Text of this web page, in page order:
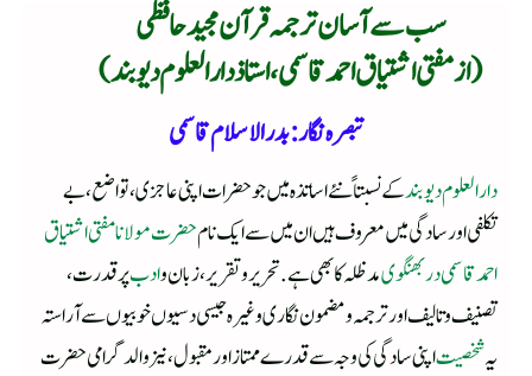
سب سے آسان ترجمہ قرآن مجید حافظی
(از مفتی اشتیاق احمد قاسمی، استاذ دارالعلوم دیوبند)
تبصرہ نگار: بدرالاسلام قاسمی
دارالعلوم دیوبندکے نسبتاً نئے اساتذہ میں جو حضرات اپنی عاجزی، تواضع، بے
تکلفی اور سادگی میں معروف ہیں ان میں سے ایک نامحضرت مولانا مفتی اشتیاق
احمد قاسمی دربھنگویمدظلہ کا بھی ہے. تحریر و تقریر، زبان وادبپر قدرت،
تصنیف و تالیف اور ترجمہ و مضمون نگاری وغیرہ جیسی دسیوں خوبیوں سے آراستہ
یہشخصیتاپنی سادگی کی وجہ سے قدرے ممتاز اور مقبول، نیز والد گرامی حضرت